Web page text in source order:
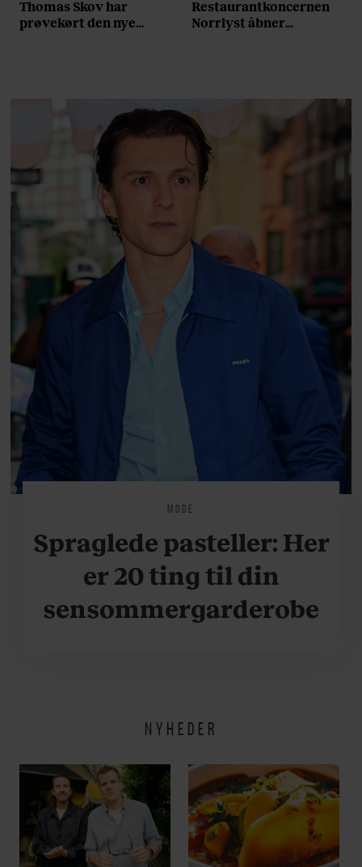
Thomas Skov har
prøvekørt den nye
Restaurantkoncernen
Norrlyst åbner
MODE
Spraglede pasteller: Her
er 20 ting til din
sensommergarderobe
NYHEDER